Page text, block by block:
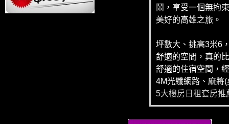
鬧，享受一個無拘
美好的高雄之旅。
坪數大、挑高3米6
舒適的空間，真的
舒適的住宿空間，
4M光纖網路、麻將
5大樓房日租套房推